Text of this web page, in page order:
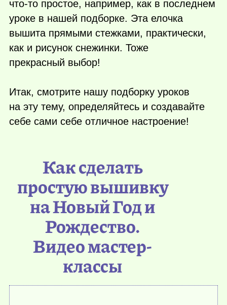
что-то простое, например, как в последнем
уроке в нашей подборке. Эта елочка
вышита прямыми стежками, практически,
как и рисунок снежинки. Тоже
прекрасный выбор!
Итак, смотрите нашу подборку уроков
на эту тему, определяйтесь и создавайте
себе сами себе отличное настроение!
Как сделать
простую вышивку
на Новый Год и
Рождество.
Видео мастер-
классы